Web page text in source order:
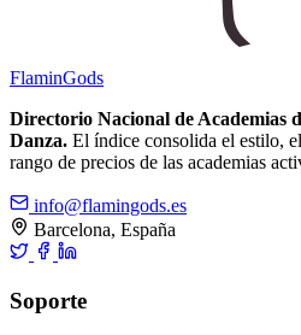
FlaminGods
Directorio Nacional de Academias
Danza. El índice consolida el estilo,
rango de precios de las academias
info@flamingods.es
Barcelona, España
Soporte